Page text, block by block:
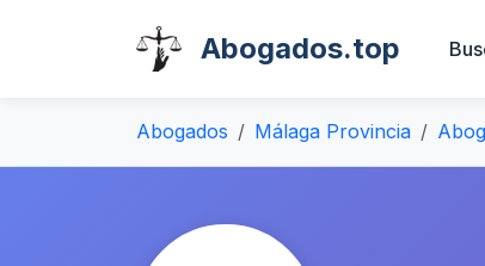
Abogados.top
Abogados Málaga Provincia